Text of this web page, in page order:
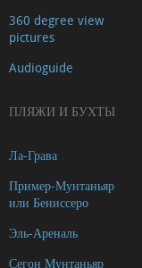
360 degree view
pictures
Audioguide
ПЛЯЖИ И БУХТЫ
Ла-Грава
Пример-Мунтаньяр
или Бениссеро
Эль-Ареналь
Сегон Мунтаньяр